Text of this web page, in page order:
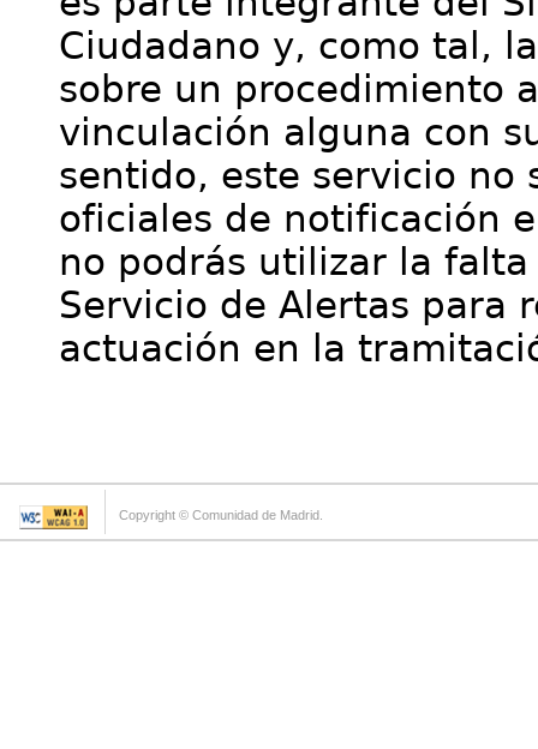
Ciudadano y, como tal,
sobre un procedimiento
vinculación alguna con
sentido, este servicio no
oficiales de notificación
no podrás utilizar la
Servicio de Alertas para
actuación en la
Copyright © Comunidad de Madrid.